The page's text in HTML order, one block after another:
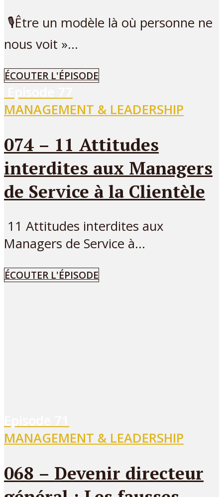
🎙Être un modèle là où personne ne
nous voit »...
ÉCOUTER L'ÉPISODE
MANAGEMENT & LEADERSHIP
074 – 11 Attitudes
interdites aux Managers
de Service à la Clientèle
11 Attitudes interdites aux
Managers de Service à...
ÉCOUTER L'ÉPISODE
MANAGEMENT & LEADERSHIP
068 – Devenir directeur